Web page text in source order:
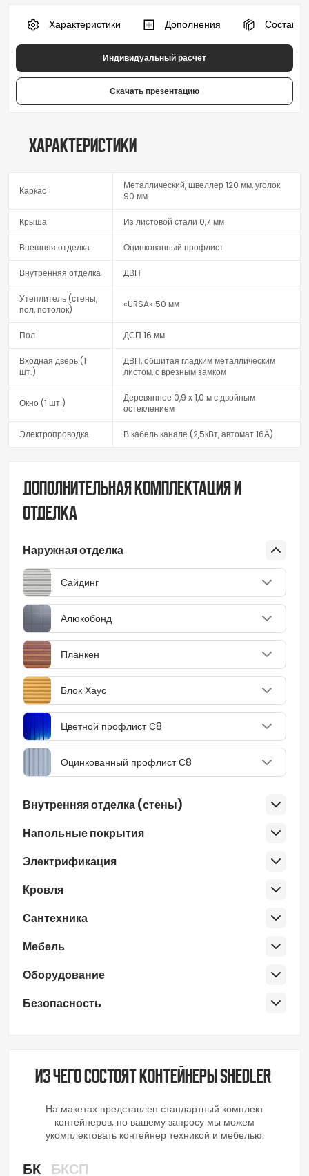
Характеристики Дополнения Состав
Индивидуальный расчёт
Скачать презентацию
Характеристики
Каркас
Металлический, швеллер 120 мм, уголок
90 мм
Крыша Из листовой стали 0,7 мм
Внешняя отделка Оцинкованный профлист
Внутренняя отделка ДВП
Утеплитель (стены,
пол, потолок)
«URSA» 50 мм
Пол ДСП 16 мм
Входная дверь (1
шт.)
ДВП, обшитая гладким металлическим
листом, с врезным замком
Окно (1 шт.)
Деревянное 0,9 x 1,0 м с двойным
остеклением
Электропроводка В кабель канале (2,5кВт, автомат 16А)
Дополнительная комплектация и
отделка
Наружная отделка
Сайдинг
Алюкобонд
Планкен
Блок Хаус
Цветной профлист С8
Оцинкованный профлист С8
Внутренняя отделка (стены)
Напольные покрытия
Электрификация
Кровля
Сантехника
Мебель
Оборудование
Безопасность
Из чего состоят контейнеры SHEDLER
На макетах представлен стандартный комплект
контейнеров, по вашему запросу мы можем
укомплектовать контейнер техникой и мебелью.
БК БКСП